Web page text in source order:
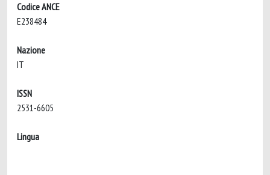
Codice ANCE
Nazione
ISSN
Lingua